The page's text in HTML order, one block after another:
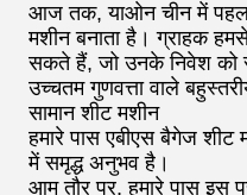
आज तक, याओन चीन में पहला
मशीन बनाता है। ग्राहक
सकते हैं, जो उनके निवेश को
उच्चतम गुणवत्ता वाले
सामान शीट मशीन
हमारे पास एबीएस बैगेज शीट
में समृद्ध अनुभव है।
आम तौर पर, हमारे पास इस